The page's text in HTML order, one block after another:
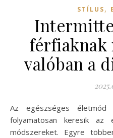
STÍLUS,
valóban a
Az egészséges életmód és a fogyókúra területén
folyamatosan keresik az
módszereket. Egyre